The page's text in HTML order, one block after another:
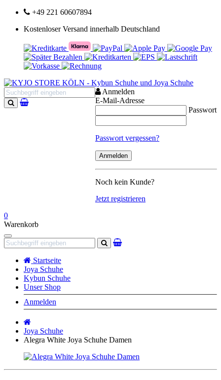
+49 221 60607894
Kostenloser Versand innerhalb Deutschland
Suchen
Anmelden
E-Mail-Adresse
Passwort
Passwort vergessen?
Noch kein Kunde?
Jetzt registrieren
0
Warenkorb
Navigation
Suchen
Startseite
Joya Schuhe
Kybun Schuhe
Unser Shop
Anmelden
Joya Schuhe
Alegra White Joya Schuhe Damen